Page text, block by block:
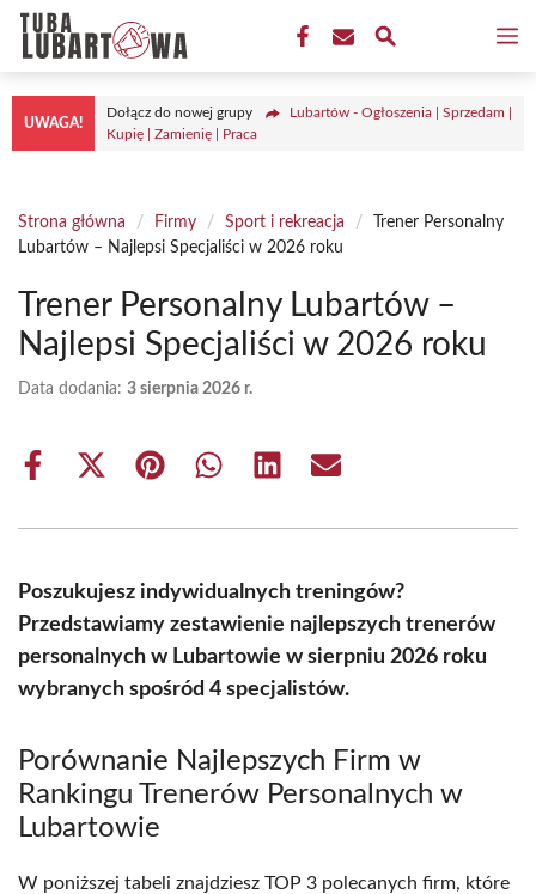
Przejdź
treści
UWAGA!
Dołącz do nowej grupy
Lubartów - Ogłoszenia | Sprzedam |
Kupię | Zamienię | Praca
Strona główna / Firmy / Sport i rekreacja /
Trener Personalny
Lubartów – Najlepsi Specjaliści w 2026 roku
Trener Personalny Lubartów –
Najlepsi Specjaliści w 2026 roku
Data dodania: 3 sierpnia 2026 r.
Share
Share
(Twitter)
Share Share Share Share
Poszukujesz indywidualnych treningów?
Przedstawiamy zestawienie najlepszych trenerów
personalnych w Lubartowie w sierpniu 2026 roku
wybranych spośród 4 specjalistów.
Porównanie Najlepszych Firm w
Rankingu Trenerów Personalnych w
Lubartowie
W poniższej tabeli znajdziesz TOP 3 polecanych firm, które